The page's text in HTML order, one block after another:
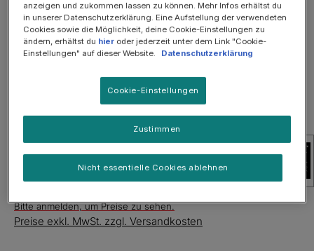
Bitte anmelden, um Preise zu sehen.
Preise exkl. MwSt. zzgl. Versandkosten
anzeigen und zukommen lassen zu können. Mehr Infos erhältst du
in unserer Datenschutzerklärung. Eine Aufstellung der verwendeten
Cookies sowie die Möglichkeit, deine Cookie-Einstellungen zu
ändern, erhältst du hier oder jederzeit unter dem Link "Cookie-
Einstellungen" auf dieser Website.
Datenschutzerklärung
Cookie-Einstellungen
Nicht essentielle Cookies ablehnen
Zustimmen